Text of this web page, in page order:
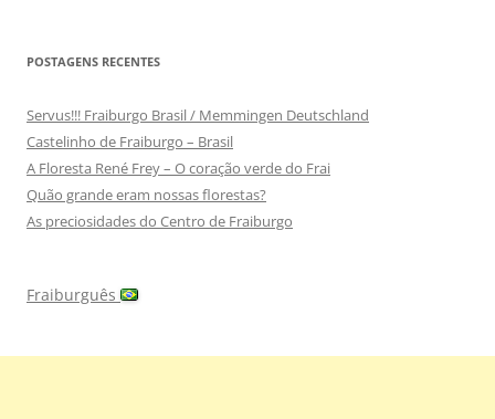
POSTAGENS RECENTES
Servus!!! Fraiburgo Brasil / Memmingen Deutschland
Castelinho de Fraiburgo – Brasil
A Floresta René Frey – O coração verde do Frai
Quão grande eram nossas florestas?
As preciosidades do Centro de Fraiburgo
Fraiburguês